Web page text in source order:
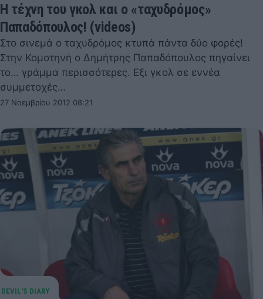
H τέχνη του γκολ και ο «ταχυδρόμος»
Παπαδόπουλος! (videos)
Στο σινεμά ο ταχυδρόμος κτυπά πάντα δύο φορές!
Στην Κομοτηνή ο Δημήτρης Παπαδόπουλος πηγαίνει
το… γράμμα περισσότερες. Εξι γκολ σε εννέα
συμμετοχές…
27 Νοεμβρίου 2012 08:21